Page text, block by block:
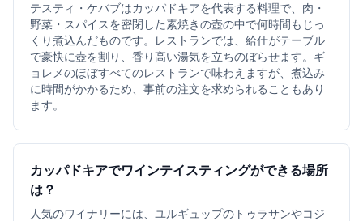
テスティ・ケバブはカッパドキアを代表する料理で、肉・
野菜・スパイスを密閉した素焼きの壺の中で何時間もじっ
くり煮込んだものです。レストランでは、給仕がテーブル
で豪快に壺を割り、香り高い湯気を立ちのぼらせます。ギ
ョレメのほぼすべてのレストランで味わえますが、煮込み
に時間がかかるため、事前の注文を求められることもあり
ます。
カッパドキアでワインテイスティングができる場所
は？
人気のワイナリーには、ユルギュップのトゥラサンやコジ